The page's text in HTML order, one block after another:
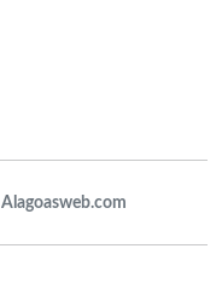
Alagoasweb.com